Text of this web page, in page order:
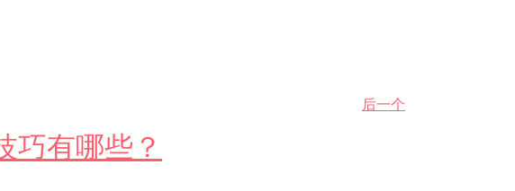
后一个
巧有哪些？